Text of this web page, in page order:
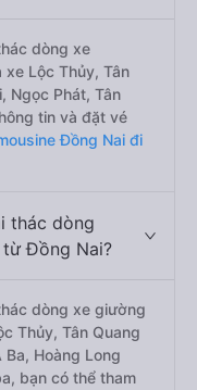
dòng xe
Lộc Thủy, Tân
Ngọc Phát, Tân
tin và đặt vé
Đồng Nai đi
thác dòng
từ Đồng Nai?
dòng xe giường
Thủy, Tân Quang
Ba, Hoàng Long
bạn có thể tham